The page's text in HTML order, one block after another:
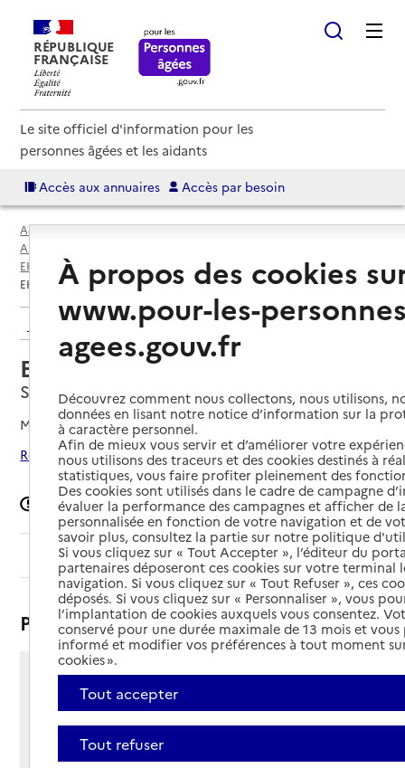
RÉPUBLIQUE
FRANÇAISE
Le site officiel d'information pour les
personnes âgées et les aidants
Accès aux annuaires Accès par besoin
Accueil
Espace annuaire
Annuaire EHPAD et maisons de retraite
EHPAD par département
Landes (40)
EHPAD L'Alaoude
Retour aux résultats de l'annuaire
EHPAD L'Alaoude
Seignosse, LANDES
Mis à jour le13/07/2026
Rechercher les établissements autour de Seignosse
Signaler une erreur
Sommaire
Présentation
40510 - Seignosse
Voir itinéraire
Téléphone :
À propos des cookies
www.pour-les-
agees.gouv.fr
Découvrez comment nous collectons, nous utilisons,
données en lisant notre notice d’information sur la
à caractère personnel.
Afin de mieux vous servir et d’améliorer votre
nous utilisons des traceurs et des cookies destinés à
statistiques, vous faire profiter pleinement des
Des cookies sont utilisés dans le cadre de campagne
évaluer la performance des campagnes et afficher de
personnalisée en fonction de votre navigation et de
savoir plus, consultez la partie sur notre politique
Si vous cliquez sur « Tout Accepter », l’éditeur du
partenaires déposeront ces cookies sur votre terminal
navigation. Si vous cliquez sur « Tout Refuser », ces
déposés. Si vous cliquez sur « Personnaliser », vous
l’implantation de cookies auxquels vous consentez.
conservé pour une durée maximale de 13 mois et
informé et modifier vos préférences à tout moment
cookies ».
Tout accepter
Tout refuser